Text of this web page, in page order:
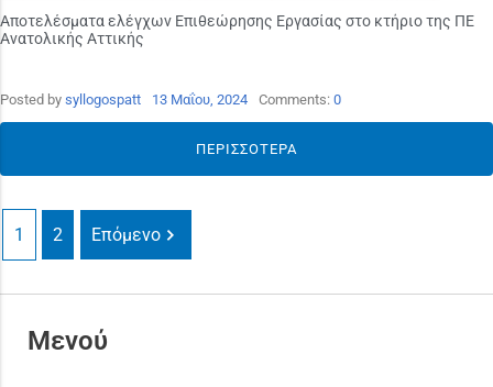
Αποτελέσματα ελέγχων Επιθεώρησης Εργασίας στο κτήριο της ΠΕ
Ανατολικής Αττικής
Posted by syllogospatt 13 Μαΐου, 2024 Comments: 0
ΠΕΡΙΣΣΌΤΕΡΑ
1 2 Επόμενο
Μενού